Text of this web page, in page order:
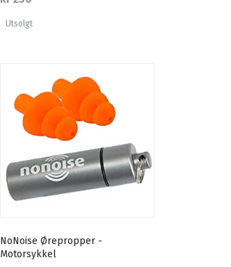
Utsolgt
NoNoise Ørepropper -
Motorsykkel